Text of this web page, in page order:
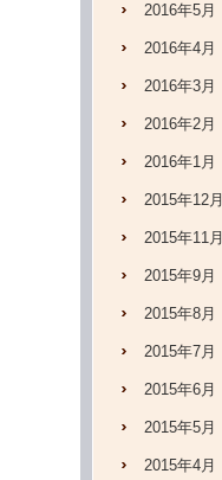
2016年5月
2016年4月
2016年3月
2016年2月
2016年1月
2015年12月
2015年11月
2015年9月
2015年8月
2015年7月
2015年6月
2015年5月
2015年4月